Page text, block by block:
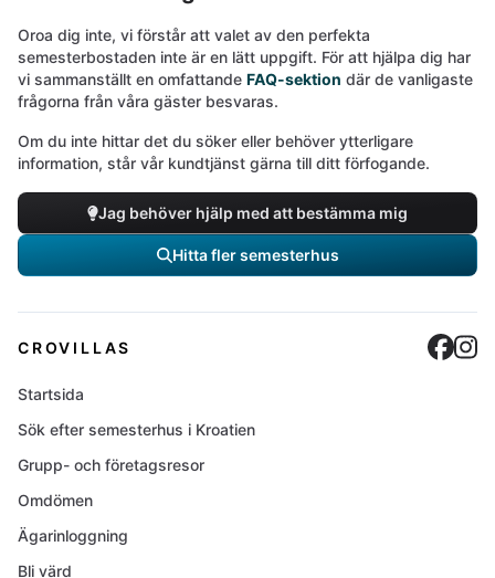
Oroa dig inte, vi förstår att valet av den perfekta
semesterbostaden inte är en lätt uppgift. För att hjälpa dig har
vi sammanställt en omfattande FAQ-sektion där de vanligaste
frågorna från våra gäster besvaras.
Om du inte hittar det du söker eller behöver ytterligare
information, står vår kundtjänst gärna till ditt förfogande.
Jag behöver hjälp med att bestämma mig
Hitta fler semesterhus
CROVILLAS
Startsida
Sök efter semesterhus i Kroatien
Grupp- och företagsresor
Omdömen
Ägarinloggning
Bli värd